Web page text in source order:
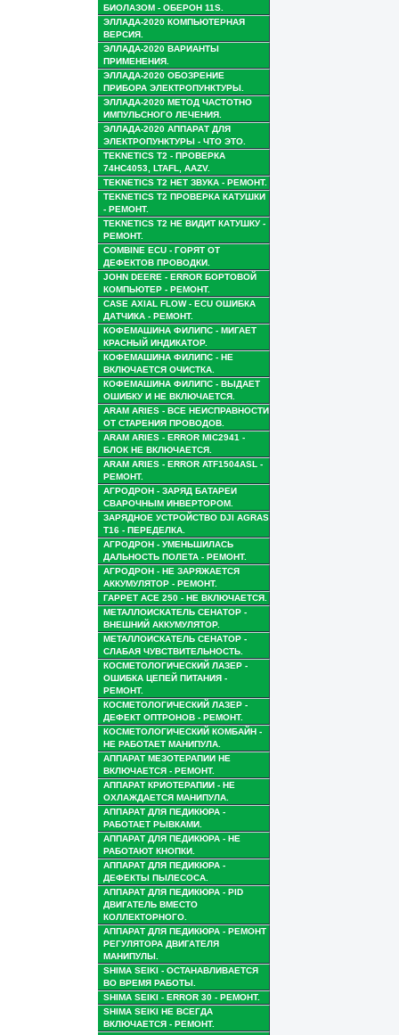
БИОЛАЗОМ - ОБЕРОН 11S.
ЭЛЛАДА-2020 КОМПЬЮТЕРНАЯ
ВЕРСИЯ.
ЭЛЛАДА-2020 ВАРИАНТЫ
ПРИМЕНЕНИЯ.
ЭЛЛАДА-2020 ОБОЗРЕНИЕ
ПРИБОРА ЭЛЕКТРОПУНКТУРЫ.
ЭЛЛАДА-2020 МЕТОД ЧАСТОТНО
ИМПУЛЬСНОГО ЛЕЧЕНИЯ.
ЭЛЛАДА-2020 АППАРАТ ДЛЯ
ЭЛЕКТРОПУНКТУРЫ - ЧТО ЭТО.
TEKNETICS T2 - ПРОВЕРКА
74HC4053, LTAFL, AAZV.
TEKNETICS T2 НЕТ ЗВУКА - РЕМОНТ.
TEKNETICS T2 ПРОВЕРКА КАТУШКИ
- РЕМОНТ.
TEKNETICS T2 НЕ ВИДИТ КАТУШКУ -
РЕМОНТ.
COMBINE ECU - ГОРЯТ ОТ
ДЕФЕКТОВ ПРОВОДКИ.
JOHN DEERE - ERROR БОРТОВОЙ
КОМПЬЮТЕР - РЕМОНТ.
CASE AXIAL FLOW - ECU ОШИБКА
ДАТЧИКА - РЕМОНТ.
КОФЕМАШИНА ФИЛИПС - МИГАЕТ
КРАСНЫЙ ИНДИКАТОР.
КОФЕМАШИНА ФИЛИПС - НЕ
ВКЛЮЧАЕТСЯ ОЧИСТКА.
КОФЕМАШИНА ФИЛИПС - ВЫДАЕТ
ОШИБКУ И НЕ ВКЛЮЧАЕТСЯ.
ARAM ARIES - ВСЕ НЕИСПРАВНОСТИ
ОТ СТАРЕНИЯ ПРОВОДОВ.
ARAM ARIES - ERROR MIC2941 -
БЛОК НЕ ВКЛЮЧАЕТСЯ.
ARAM ARIES - ERROR ATF1504ASL -
РЕМОНТ.
АГРОДРОН - ЗАРЯД БАТАРЕИ
СВАРОЧНЫМ ИНВЕРТОРОМ.
ЗАРЯДНОЕ УСТРОЙСТВО DJI AGRAS
T16 - ПЕРЕДЕЛКА.
АГРОДРОН - УМЕНЬШИЛАСЬ
ДАЛЬНОСТЬ ПОЛЕТА - РЕМОНТ.
АГРОДРОН - НЕ ЗАРЯЖАЕТСЯ
АККУМУЛЯТОР - РЕМОНТ.
ГАРРЕТ ACE 250 - НЕ ВКЛЮЧАЕТСЯ.
МЕТАЛЛОИСКАТЕЛЬ СЕНАТОР -
ВНЕШНИЙ АККУМУЛЯТОР.
МЕТАЛЛОИСКАТЕЛЬ СЕНАТОР -
СЛАБАЯ ЧУВСТВИТЕЛЬНОСТЬ.
КОСМЕТОЛОГИЧЕСКИЙ ЛАЗЕР -
ОШИБКА ЦЕПЕЙ ПИТАНИЯ -
РЕМОНТ.
КОСМЕТОЛОГИЧЕСКИЙ ЛАЗЕР -
ДЕФЕКТ ОПТРОНОВ - РЕМОНТ.
КОСМЕТОЛОГИЧЕСКИЙ КОМБАЙН -
НЕ РАБОТАЕТ МАНИПУЛА.
АППАРАТ МЕЗОТЕРАПИИ НЕ
ВКЛЮЧАЕТСЯ - РЕМОНТ.
АППАРАТ КРИОТЕРАПИИ - НЕ
ОХЛАЖДАЕТСЯ МАНИПУЛА.
АППАРАТ ДЛЯ ПЕДИКЮРА -
РАБОТАЕТ РЫВКАМИ.
АППАРАТ ДЛЯ ПЕДИКЮРА - НЕ
РАБОТАЮТ КНОПКИ.
АППАРАТ ДЛЯ ПЕДИКЮРА -
ДЕФЕКТЫ ПЫЛЕСОСА.
АППАРАТ ДЛЯ ПЕДИКЮРА - PID
ДВИГАТЕЛЬ ВМЕСТО
КОЛЛЕКТОРНОГО.
АППАРАТ ДЛЯ ПЕДИКЮРА - РЕМОНТ
РЕГУЛЯТОРА ДВИГАТЕЛЯ
МАНИПУЛЫ.
SHIMA SEIKI - ОСТАНАВЛИВАЕТСЯ
ВО ВРЕМЯ РАБОТЫ.
SHIMA SEIKI - ERROR 30 - РЕМОНТ.
SHIMA SEIKI НЕ ВСЕГДА
ВКЛЮЧАЕТСЯ - РЕМОНТ.